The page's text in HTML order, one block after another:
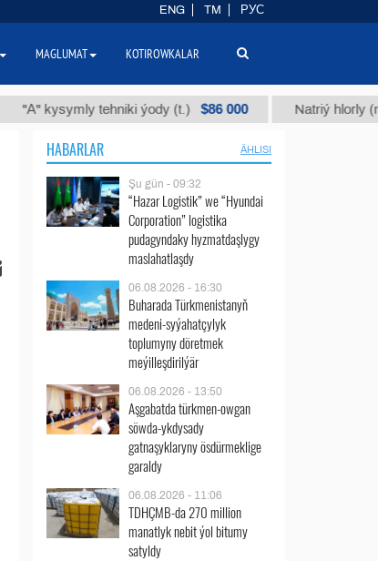
tehniki ýody (t.) $86 000 Natriý hlorly (nahar
HABARLAR ÄHLISI
Şu gün - 09:32
“Hazar Logistik” we “Hyundai
Corporation” logistika
pudagyndaky hyzmatdaşlygy
maslahatlaşdy
06.08.2026 - 16:30
Buharada Türkmenistanyň
medeni-syýahatçylyk
toplumyny döretmek
meýilleşdirilýär
06.08.2026 - 13:50
Aşgabatda türkmen-owgan
söwda-ykdysady
gatnaşyklaryny ösdürmeklige
garaldy
06.08.2026 - 11:06
TDHÇMB-da 270 million
manatlyk nebit ýol bitumy
satyldy
ENG TM РУС
MAGLUMAT KOTIROWKALAR